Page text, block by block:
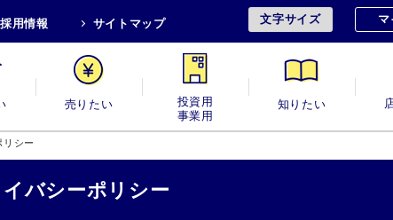
採用情報 サイトマップ 文字サイズ マ
売りたい 投資用・事業用 知りたい
シー
バシーポリシー